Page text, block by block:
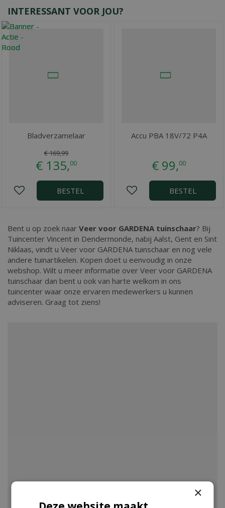
INTERESSANT VOOR JOU?
Bladverzamelaar
€169,99
€ 135,00
BESTEL
Accu PBA 18V/72 P4A
€ 99,00
BESTEL
Bent u op zoek naar Veer voor GARDENA tuinschaar? Bij
Tuincenter Vincent in Dendermonde, nabij Aalst, Gent en Sint
Niklaas, vindt u Veer voor GARDENA tuinschaar en nog vele
andere tuinartikelen. Kopen doet u eenvoudig in onze
webshop. Wilt u meer informatie over Veer voor GARDENA
tuinschaar dan bent u ook van harte welkom in ons
tuincenter waar onze ervaren medewerkers u kunnen
adviseren. Graag tot ziens!
×